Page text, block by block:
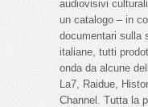
audiovisivi
un catalogo – in
documentari sulla
italiane, tutti
onda da alcune
La7, Raidue,
Channel. Tutta la